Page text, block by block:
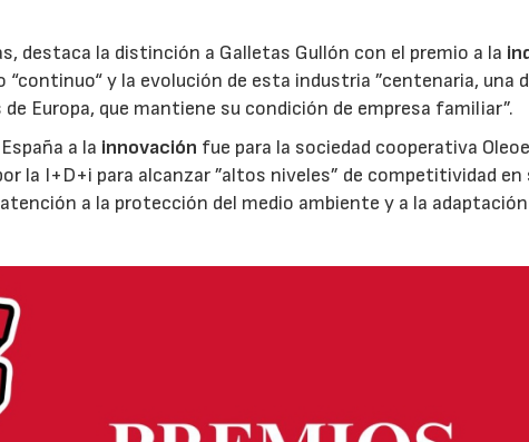
destaca la distinción a Galletas Gullón con el premio a la
y la evolución de esta industria ”centenaria, una
Europa, que mantiene su condición de empresa familiar”.
a la innovación fue para la sociedad cooperativa
la I+D+i para alcanzar ”altos niveles” de competitividad
a la protección del medio ambiente y a la